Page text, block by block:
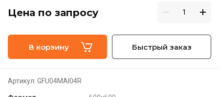
Цена по запросу
В корзину Быстрый заказ
Артикул: GFU04MAI04R